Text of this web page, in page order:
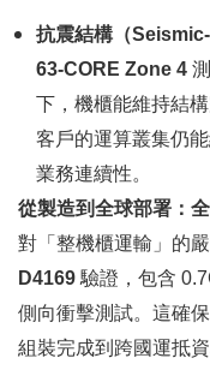
抗震結構（
63-CORE Zone 4
下，機櫃能維持結
客戶的運算叢集仍
業務連續性。
從製造到全球部署：
對「整機櫃運輸」的
D4169 驗證，包含
側向衝擊測試。這確
組裝完成到跨國運抵